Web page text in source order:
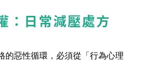
：日常減壓處方
的惡性循環，必須從「行為心理